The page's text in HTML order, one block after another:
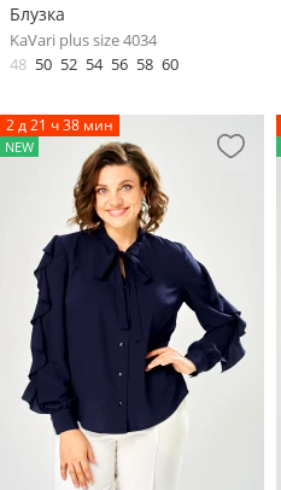
Блузка
KaVari plus size 4034
48 50 52 54 56 58 60
2 д 21 ч 38 мин
NEW